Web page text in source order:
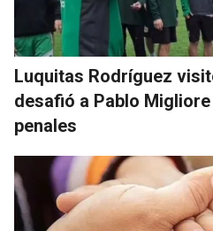
Luquitas Rodríguez
desafió a Pablo
penales